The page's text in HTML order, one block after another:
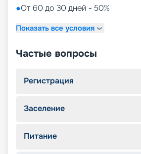
●От 60 до 30 дней - 50%
Показать все условия
Частые вопросы
Регистрация
Заселение
Питание